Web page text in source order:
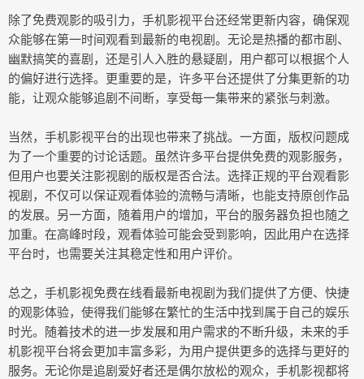
除了免费观影的吸引力，手机影视平台还经常更新内容，确保观
众能够在第一时间观看到最新的电视剧。无论是热播的都市剧、
幽默搞笑的喜剧，还是引人入胜的悬疑剧，用户都可以根据个人
的偏好进行选择。更重要的是，许多平台还提供了分集更新的功
能，让观众能够追剧不间断，享受每一集带来的紧张与刺激。
当然，手机影视平台的出现也带来了挑战。一方面，版权问题成
为了一个重要的讨论话题。虽然许多平台提供免费的观影服务，
但用户也要关注影视剧的版权是否合法。选择正规的平台观看影
视剧，不仅可以保证观看体验的流畅与清晰，也能支持原创作品
的发展。另一方面，随着用户的增加，平台的服务器负担也随之
加重。在高峰时段，观看体验可能会受到影响，因此用户在选择
平台时，也需要关注其稳定性和用户评价。
总之，手机影视免费在线看最新电视剧为我们提供了方便、快捷
的观影体验，使得我们能够在繁忙的生活中找到属于自己的娱乐
时光。随着技术的进一步发展和用户需求的不断升级，未来的手
机影视平台将会更加丰富多彩，为用户提供更多的选择与更好的
服务。无论你是追剧爱好者还是偶尔放松的观众，手机影视都将